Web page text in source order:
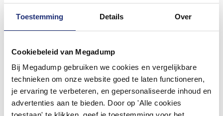
Toestemming Details Over
Cookiebeleid van Megadump
Bij Megadump gebruiken we cookies en vergelijkbare
technieken om onze website goed te laten functioneren,
je ervaring te verbeteren, en gepersonaliseerde inhoud en
advertenties aan te bieden. Door op 'Alle cookies
Lucht-Afvoerslang Pvc
125Mm X 1,5M
Voor 14:00 besteld,
16,88
13,95
Meer info